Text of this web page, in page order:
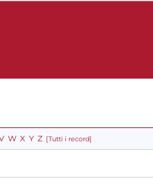
W X Y Z [Tutti i record]